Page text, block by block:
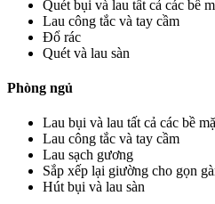
panel
panel
panel
panel
panel
panel
panel
Quét bụi và lau tất cả các bề
Lau công tắc và tay cầm
Đổ rác
Quét và lau sàn
Phòng ngủ
Lau bụi và lau tất cả các bề
Lau công tắc và tay cầm
Lau sạch gương
Sắp xếp lại giường cho gọn
Hút bụi và lau sàn